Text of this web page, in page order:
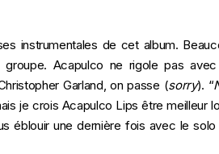
instrumentales de cet album.
Acapulco ne rigole pas
Garland, on passe (sorry). “
je crois Acapulco Lips être meilleur
éblouir une dernière fois avec le